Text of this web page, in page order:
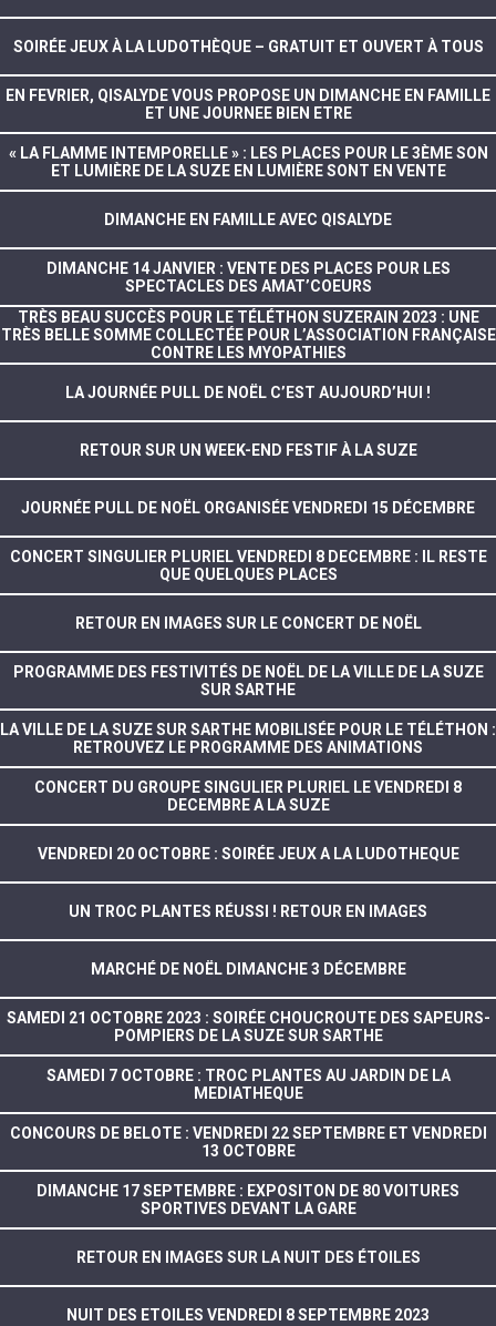
SOIRÉE JEUX À LA LUDOTHÈQUE – GRATUIT ET OUVERT À TOUS
EN FEVRIER, QISALYDE VOUS PROPOSE UN DIMANCHE EN FAMILLE
ET UNE JOURNEE BIEN ETRE
« LA FLAMME INTEMPORELLE » : LES PLACES POUR LE 3ÈME SON
ET LUMIÈRE DE LA SUZE EN LUMIÈRE SONT EN VENTE
DIMANCHE EN FAMILLE AVEC QISALYDE
DIMANCHE 14 JANVIER : VENTE DES PLACES POUR LES
SPECTACLES DES AMAT’COEURS
TRÈS BEAU SUCCÈS POUR LE TÉLÉTHON SUZERAIN 2023 : UNE
TRÈS BELLE SOMME COLLECTÉE POUR L’ASSOCIATION FRANÇAISE
CONTRE LES MYOPATHIES
LA JOURNÉE PULL DE NOËL C’EST AUJOURD’HUI !
RETOUR SUR UN WEEK-END FESTIF À LA SUZE
JOURNÉE PULL DE NOËL ORGANISÉE VENDREDI 15 DÉCEMBRE
CONCERT SINGULIER PLURIEL VENDREDI 8 DECEMBRE : IL RESTE
QUE QUELQUES PLACES
RETOUR EN IMAGES SUR LE CONCERT DE NOËL
PROGRAMME DES FESTIVITÉS DE NOËL DE LA VILLE DE LA SUZE
SUR SARTHE
LA VILLE DE LA SUZE SUR SARTHE MOBILISÉE POUR LE TÉLÉTHON :
RETROUVEZ LE PROGRAMME DES ANIMATIONS
CONCERT DU GROUPE SINGULIER PLURIEL LE VENDREDI 8
DECEMBRE A LA SUZE
VENDREDI 20 OCTOBRE : SOIRÉE JEUX A LA LUDOTHEQUE
UN TROC PLANTES RÉUSSI ! RETOUR EN IMAGES
MARCHÉ DE NOËL DIMANCHE 3 DÉCEMBRE
SAMEDI 21 OCTOBRE 2023 : SOIRÉE CHOUCROUTE DES SAPEURS-
POMPIERS DE LA SUZE SUR SARTHE
SAMEDI 7 OCTOBRE : TROC PLANTES AU JARDIN DE LA
MEDIATHEQUE
CONCOURS DE BELOTE : VENDREDI 22 SEPTEMBRE ET VENDREDI
13 OCTOBRE
DIMANCHE 17 SEPTEMBRE : EXPOSITON DE 80 VOITURES
SPORTIVES DEVANT LA GARE
RETOUR EN IMAGES SUR LA NUIT DES ÉTOILES
NUIT DES ETOILES VENDREDI 8 SEPTEMBRE 2023